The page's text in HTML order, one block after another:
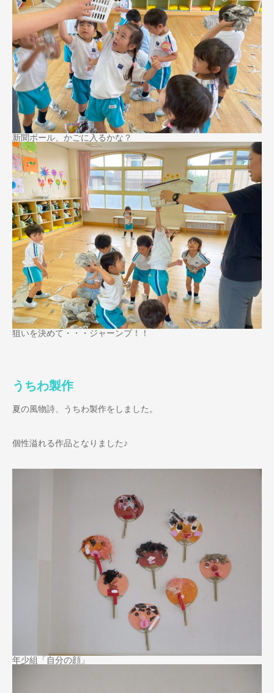
新聞ボール、かごに入るかな？
狙いを決めて・・・ジャーンプ！！
うちわ製作
夏の風物詩、うちわ製作をしました。
個性溢れる作品となりました♪
年少組「自分の顔」